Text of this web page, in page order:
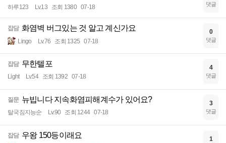
하루123 Lv.13 조회 1380 07-18 댓글
잡담 화염벽 버그있는 것 알고 계신가요
Lingo Lv.76 조회 1325 07-18
0
댓글
잡담 무한텔포
Light Lv.54 조회 1392 07-18
4
댓글
질문 뉴빕니다 지속화염피해계수가 있어요?
탈국짐지능순 Lv.90 조회 1244 07-18
3
댓글
잡담 우왕 150등이래요 1